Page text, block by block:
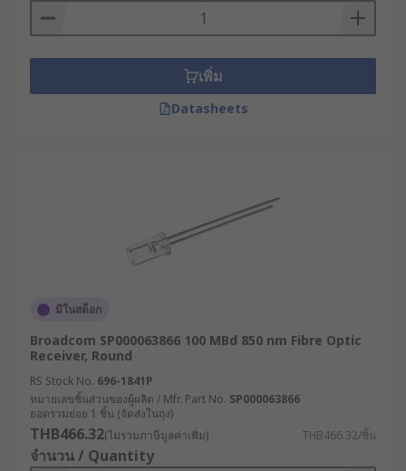
เพิ่ม
Datasheets
มีในสต็อก
Broadcom SP000063866 100 MBd 850 nm Fibre Optic
Receiver, Round
RS Stock No. 696-1841P
หมายเลขชิ้นส่วนของผู้ผลิต / Mfr. Part No. SP000063866
ยอดรวมย่อย 1 ชิ้น (จัดส่งในถุง)
THB466.32(ไม่รวมภาษีมูลค่าเพิ่ม) THB466.32/ชิ้น
จำนวน / Quantity